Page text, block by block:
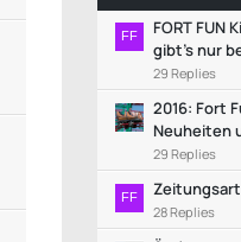
FORT FUN
gibt's nur
29 Replies
2016: Fort
Neuheiten
29 Replies
28 Replies